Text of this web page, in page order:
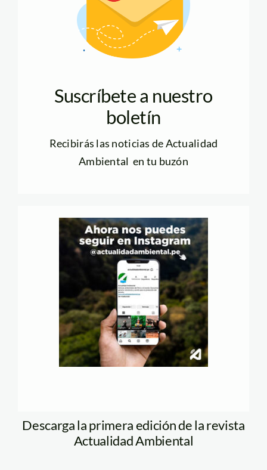
Suscríbete a nuestro
boletín
Recibirás las noticias de Actualidad
Ambiental en tu buzón
Descarga la primera edición de la revista
Actualidad Ambiental